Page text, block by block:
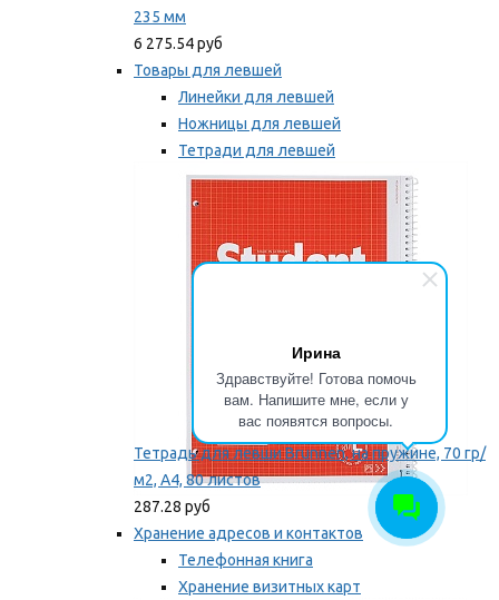
Ирина
Здравствуйте! Готова помочь
вам. Напишите мне, если у
вас появятся вопросы.
235 мм
6 275.54 руб
Товары для левшей
Линейки для левшей
Ножницы для левшей
Тетради для левшей
Точилки для левшей
Мы рекомендуем
Тетрадь для левши Brunnen, на пружине, 70 гр/
м2, А4, 80 листов
287.28 руб
Хранение адресов и контактов
Телефонная книга
Хранение визитных карт